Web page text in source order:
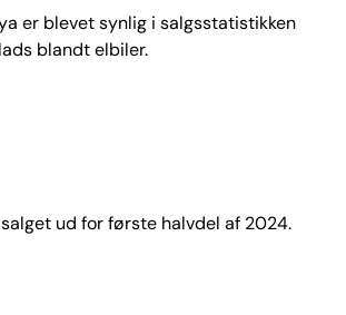
er blevet synlig i salgsstatistikken
blandt elbiler.
ud for første halvdel af 2024.